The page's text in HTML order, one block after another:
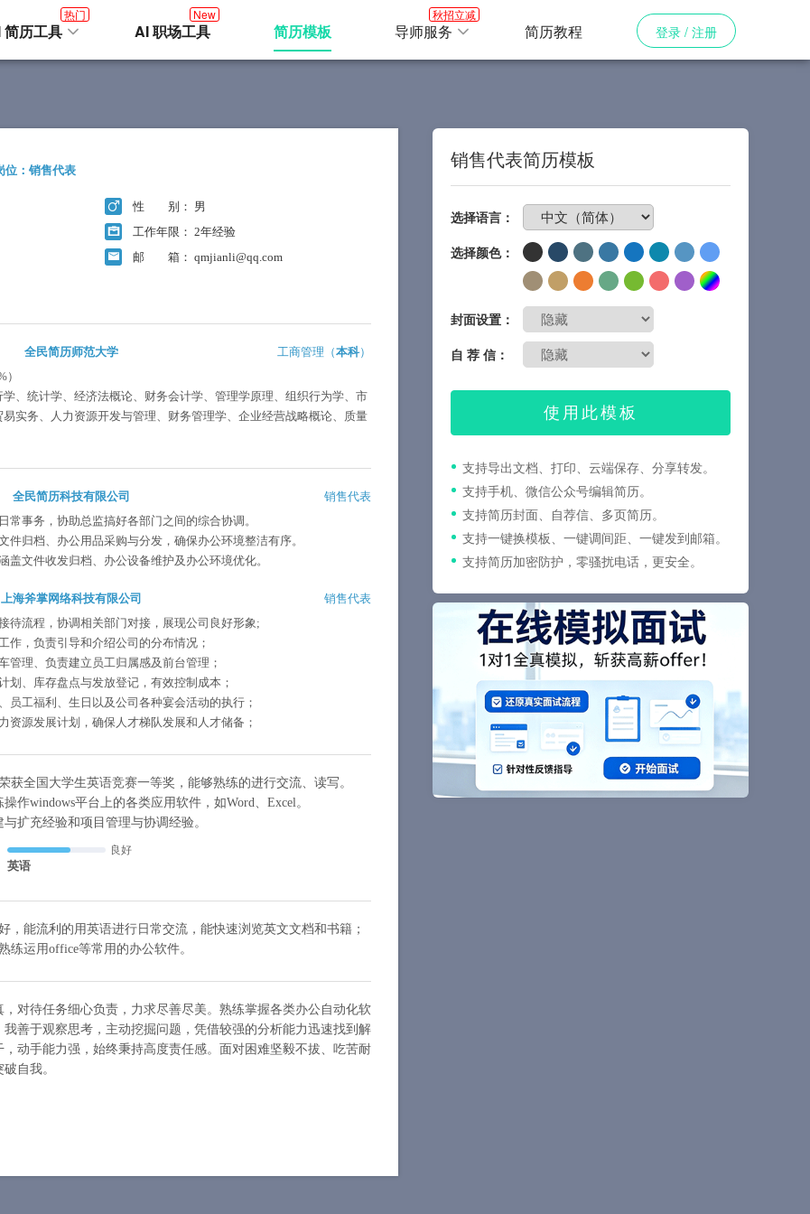
简历工具
热门
AI 职场工具
New
简历模板 导师服务
秋招立减
简历教程 登录 / 注册
销售代表简历模板
选择语言：
选择颜色：
封面设置：
自 荐 信：
使用此模板
支持导出文档、打印、云端保存、分享转发。
支持手机、微信公众号编辑简历。
支持简历封面、自荐信、多页简历。
支持一键换模板、一键调间距、一键发到邮箱。
支持简历加密防护，零骚扰电话，更安全。
位：销售代表
性 别 ： 男
工作年限 ： 2年经验
邮 箱 ： qmjianli@qq.com
全民简历师范大学 工商管理（本科）
、统计学、经济法概论、财务会计学、管理学原理、组织行为学、市
实务、人力资源开发与管理、财务管理学、企业经营战略概论、质量
全民简历科技有限公司
销售代表
常事务，协助总监搞好各部门之间的综合协调。
件归档、办公用品采购与分发，确保办公环境整洁有序。
盖文件收发归档、办公设备维护及办公环境优化。
上海斧掌网络科技有限公司
销售代表
待流程，协调相关部门对接，展现公司良好形象;
作，负责引导和介绍公司的分布情况；
管理、负责建立员工归属感及前台管理；
划、库存盘点与发放登记，有效控制成本；
员工福利、生日以及公司各种宴会活动的执行；
资源发展计划，确保人才梯队发展和人才储备；
获全国大学生英语竞赛一等奖，能够熟练的进行交流、读写。
作windows平台上的各类应用软件，如Word、Excel。
扩充经验和项目管理与协调经验。
英语
良好
，能流利的用英语进行日常交流，能快速浏览英文文档和书籍；
练运用office等常用的办公软件。
对待任务细心负责，力求尽善尽美。熟练掌握各类办公自动化软
善于观察思考，主动挖掘问题，凭借较强的分析能力迅速找到解
动手能力强，始终秉持高度责任感。面对困难坚毅不拔、吃苦耐
自我。